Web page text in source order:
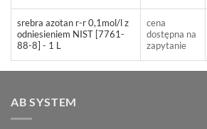
srebra azotan r-r 0,1mol/l z
odniesieniem NIST [7761-
88-8] - 1 L
cena
dostępna na
zapytanie
AB SYSTEM